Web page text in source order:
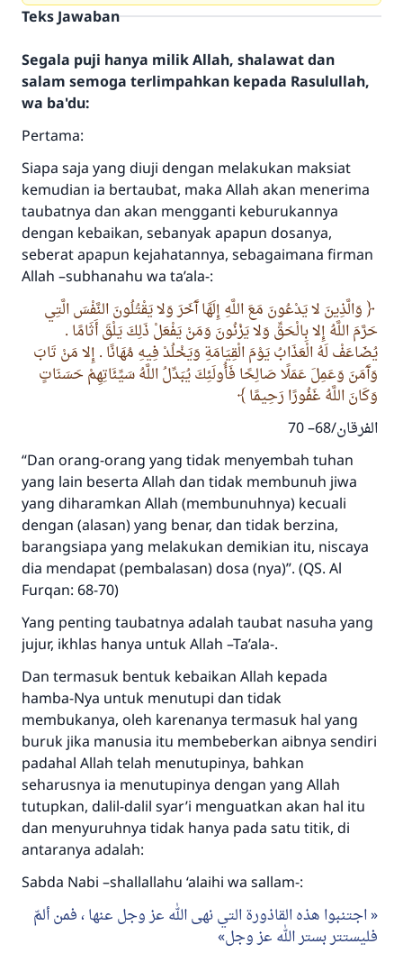
Teks Jawaban
Segala puji hanya milik Allah, shalawat dan
salam semoga terlimpahkan kepada Rasulullah,
wa ba'du:
Pertama:
Siapa saja yang diuji dengan melakukan maksiat
kemudian ia bertaubat, maka Allah akan menerima
taubatnya dan akan mengganti keburukannya
dengan kebaikan, sebanyak apapun dosanya,
seberat apapun kejahatannya, sebagaimana firman
Allah –subhanahu wa ta’ala-:
وَالَّذِينَ لا يَدْعُونَ مَعَ اللَّهِ إِلَهًا آَخَرَ وَلا يَقْتُلُونَ النَّفْسَ الَّتِي
حَرَّمَ اللَّهُ إِلا بِالْحَقِّ وَلا يَزْنُونَ وَمَنْ يَفْعَلْ ذَلِكَ يَلْقَ أَثَامًا .
يُضَاعَفْ لَهُ الْعَذَابُ يَوْمَ الْقِيَامَةِ وَيَخْلُدْ فِيهِ مُهَانًا . إِلا مَنْ تَابَ
وَآَمَنَ وَعَمِلَ عَمَلًا صَالِحًا فَأُولَئِكَ يُبَدِّلُ اللَّهُ سَيِّئَاتِهِمْ حَسَنَاتٍ
وَكَانَ اللَّهُ غَفُورًا رَحِيمًا
الفرقان/68– 70
“Dan orang-orang yang tidak menyembah tuhan
yang lain beserta Allah dan tidak membunuh jiwa
yang diharamkan Allah (membunuhnya) kecuali
dengan (alasan) yang benar, dan tidak berzina,
barangsiapa yang melakukan demikian itu, niscaya
dia mendapat (pembalasan) dosa (nya)”. (QS. Al
Furqan: 68-70)
Yang penting taubatnya adalah taubat nasuha yang
jujur, ikhlas hanya untuk Allah –Ta’ala-.
Dan termasuk bentuk kebaikan Allah kepada
hamba-Nya untuk menutupi dan tidak
membukanya, oleh karenanya termasuk hal yang
buruk jika manusia itu membeberkan aibnya sendiri
padahal Allah telah menutupinya, bahkan
seharusnya ia menutupinya dengan yang Allah
tutupkan, dalil-dalil syar’i menguatkan akan hal itu
dan menyuruhnya tidak hanya pada satu titik, di
antaranya adalah:
Sabda Nabi –shallallahu ‘alaihi wa sallam-:
اجتنبوا هذه القاذورة التي نهى الله عز وجل عنها ، فمن ألمّ
فليستتر بستر الله عز وجل